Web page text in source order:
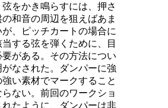
をかき鳴らすには、押さ
和音の周辺を狙えばあま
が、ピッチカートの場合に
する弦を弾くために、目
がある。その方法につい
なされた。ダンパーに強
強い素材でマークすること
ない。前回のワークショ
れたように、ダンパーは非